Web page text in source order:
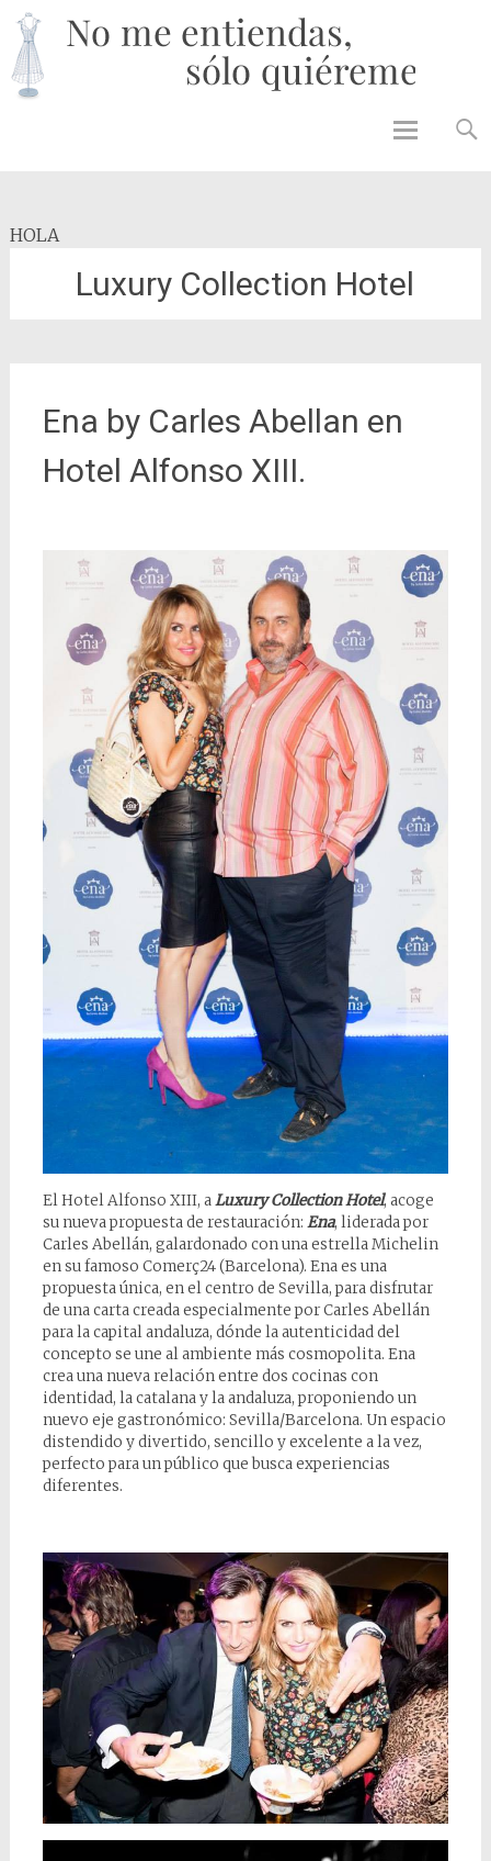
HOLA
Luxury Collection Hotel
Ena by Carles Abellan en
Hotel Alfonso XIII.
El Hotel Alfonso XIII, aLuxury Collection Hotel, acoge
su nueva propuesta de restauración: Ena, liderada por
Carles Abellán, galardonado con una estrella Michelin
en su famoso Comerç24 (Barcelona). Ena es una
propuesta única, en el centro de Sevilla, para disfrutar
de una carta creada especialmente por Carles Abellán
para la capital andaluza, dónde la autenticidad del
concepto se une al ambiente más cosmopolita. Ena
crea una nueva relación entre dos cocinas con
identidad, la catalana y la andaluza, proponiendo un
nuevo eje gastronómico: Sevilla/Barcelona. Un espacio
distendido y divertido, sencillo y excelente a la vez,
perfecto para un público que busca experiencias
diferentes.